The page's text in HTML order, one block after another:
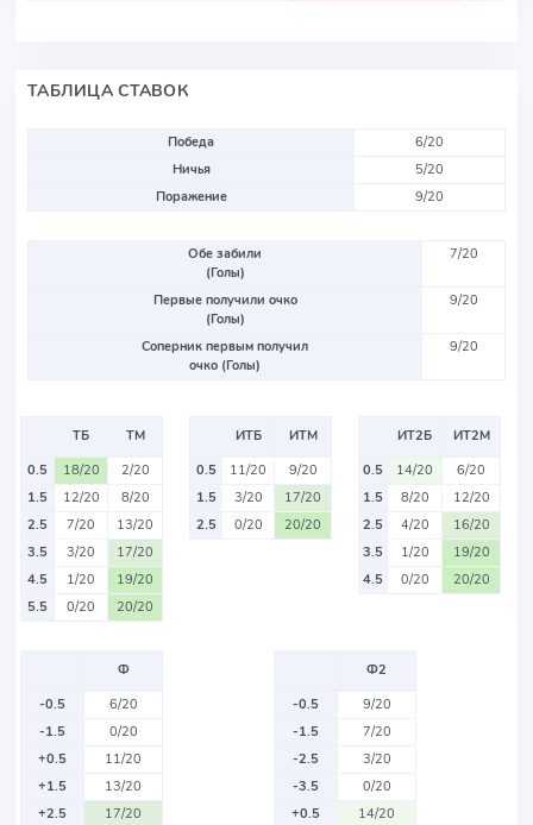
ТАБЛИЦА СТАВОК
Победа
6/20
Ничья
5/20
Поражение
9/20
Обе забили
(Голы)
7/20
Первые получили очко
(Голы)
9/20
Соперник первым получил
очко (Голы)
9/20
ТБ
ТМ
0.5
18/20
2/20
1.5
12/20
8/20
2.5
7/20
13/20
3.5
3/20
17/20
4.5
1/20
19/20
5.5
0/20 20/20
ИТБ
ИТМ
0.5
11/20
9/20
1.5
3/20
17/20
2.5
0/20 20/20
ИТ2Б
ИТ2М
0.5
14/20
6/20
1.5
8/20
12/20
2.5
4/20
16/20
3.5
1/20
19/20
4.5
0/20 20/20
Ф
-0.5
6/20
-1.5
0/20
+0.5
11/20
+1.5
13/20
+2.5
17/20
Ф2
-0.5
9/20
-1.5
7/20
-2.5
3/20
-3.5
0/20
+0.5
14/20